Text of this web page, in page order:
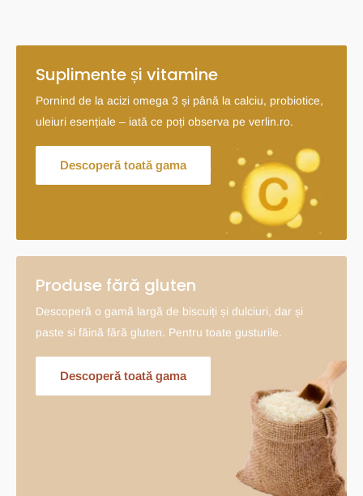
Suplimente și vitamine
Pornind de la acizi omega 3 și până la calciu, probiotice,
uleiuri esențiale – iată ce poți observa pe verlin.ro.
Descoperă toată gama
Produse fără gluten
Descoperă o gamă largă de biscuiți și dulciuri, dar și
paste si făină fără gluten. Pentru toate gusturile.
Descoperă toată gama